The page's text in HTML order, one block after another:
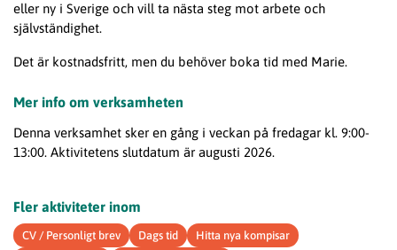
eller ny i Sverige och vill ta nästa steg mot arbete och
självständighet.
Det är kostnadsfritt, men du behöver boka tid med Marie.
Mer info om verksamheten
Denna verksamhet sker en gång i veckan på fredagar kl. 9:00-
13:00. Aktivitetens slutdatum är augusti 2026.
Fler aktiviteter inom
CV / Personligt brev Dags tid
Hitta nya kompisar